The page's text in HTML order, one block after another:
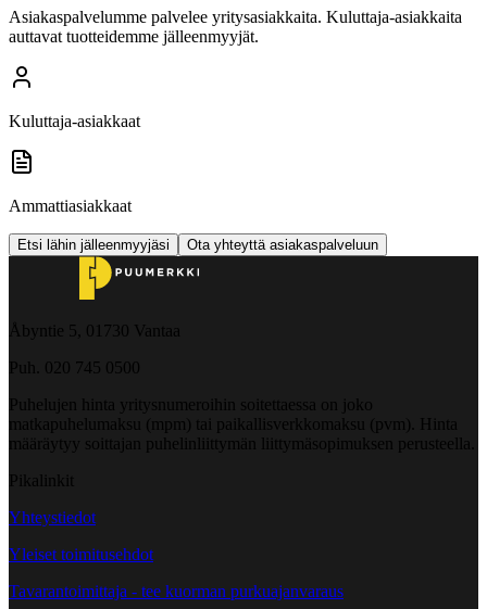
Asiakaspalvelumme palvelee yritysasiakkaita. Kuluttaja-asiakkaita
auttavat tuotteidemme jälleenmyyjät.
Kuluttaja-asiakkaat
Ammattiasiakkaat
Etsi lähin jälleenmyyjäsi Ota yhteyttä asiakaspalveluun
Åbyntie 5, 01730 Vantaa
Puh. 020 745 0500
Puhelujen hinta yritysnumeroihin soitettaessa on joko
matkapuhelumaksu (mpm) tai paikallisverkkomaksu (pvm). Hinta
määräytyy soittajan puhelinliittymän liittymäsopimuksen perusteella.
Pikalinkit
Yhteystiedot
Yleiset toimitusehdot
Tavarantoimittaja - tee kuorman purkuajanvaraus